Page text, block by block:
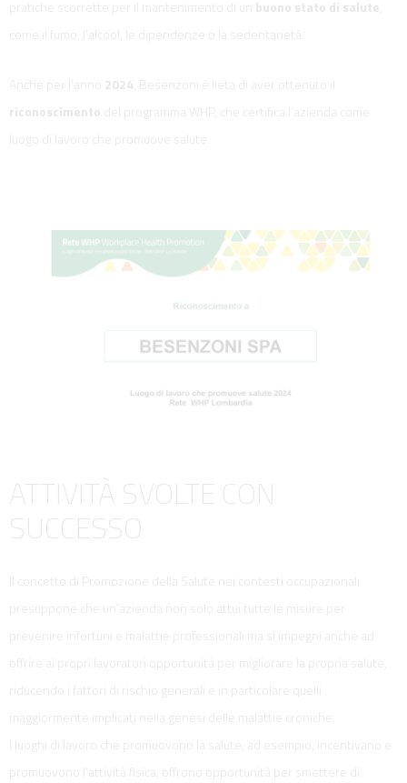
pratiche scorrette per il mantenimento di un buono stato di salute
come il fumo, l’alcool, le dipendenze o la sedentarietà.
2024 , Besenzoni è lieta di aver ottenuto il
riconoscimento del programma WHP, che certifica l’azienda come
luogo di lavoro che promuove salute.
ATTIVITÀ SVOLTE CON
SUCCESSO
Il concetto di Promozione della Salute nei contesti occupazionali
presuppone che un’azienda non solo attui tutte le misure per
prevenire infortuni e malattie professionali ma si impegni anche ad
offrire ai propri lavoratori opportunità per migliorare la propria salute,
riducendo i fattori di rischio generali e in particolare quelli
maggiormente implicati nella genesi delle malattie croniche.
I luoghi di lavoro che promuovono la salute, ad esempio, incentivano e
promuovono l’attività fisica, offrono opportunità per smettere di